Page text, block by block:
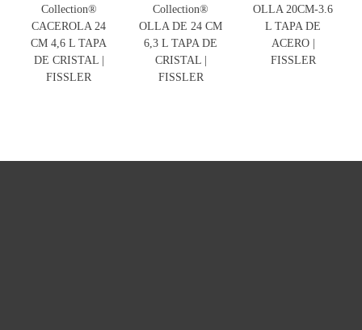
Collection®
CACEROLA 24
CM 4,6 L TAPA
DE CRISTAL |
FISSLER
Collection®
OLLA DE 24 CM
6,3 L TAPA DE
CRISTAL |
FISSLER
OLLA 20CM-3.6
L TAPA DE
ACERO |
FISSLER